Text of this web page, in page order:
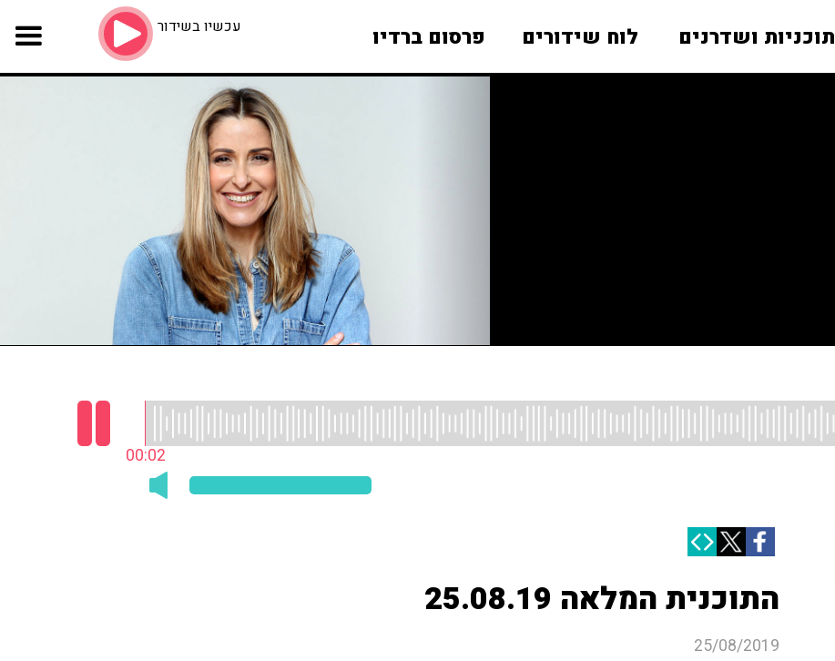
תוכניות ושדרנים לוח שידורים פרסום ברדיו עכשיו בשידור
00:03
התוכנית המלאה 25.08.19
25/08/2019